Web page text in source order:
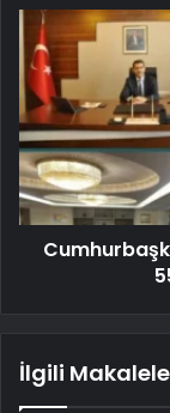
İlgili